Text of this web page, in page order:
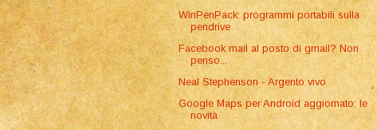
WinPenPack: programmi portabili sulla
pendrive
Facebook mail al posto di gmail? Non
penso...
Neal Stephenson - Argento vivo
Google Maps per Android aggiornato: le
novità